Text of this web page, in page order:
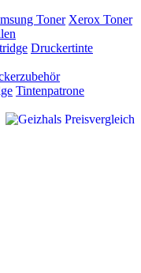
Toner Xerox Toner
Druckertinte
Tintenpatrone